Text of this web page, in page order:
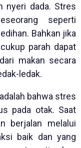
nyeri dada. Stres
seperti
Bahkan jika
parah dapat
makan secara
ledak.
bahwa stres
pada otak. Saat
berjalan melalui
baik dan yang